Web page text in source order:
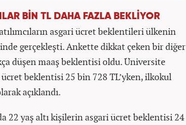
BİN TL DAHA FAZLA BEKLİYOR
asgari ücret beklentileri ülkenin
gerçekleşti. Ankette dikkat çeken bir diğer
düşen maaş beklentisi oldu. Üniversite
beklentisi 25 bin 728 TL’yken, ilkokul
açıklandı.
22 yaş altı kişilerin asgari ücret beklentisi 24